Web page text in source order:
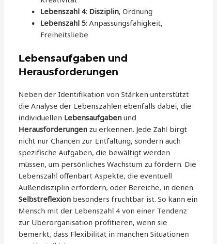
Lebenszahl 4: Disziplin, Ordnung
Lebenszahl 5: Anpassungsfähigkeit,
Freiheitsliebe
Lebensaufgaben und
Herausforderungen
Neben der Identifikation von Stärken unterstützt
die Analyse der Lebenszahlen ebenfalls dabei, die
individuellen Lebensaufgaben und
Herausforderungen zu erkennen. Jede Zahl birgt
nicht nur Chancen zur Entfaltung, sondern auch
spezifische Aufgaben, die bewältigt werden
müssen, um persönliches Wachstum zu fördern. Die
Lebenszahl offenbart Aspekte, die eventuell
Außendisziplin erfordern, oder Bereiche, in denen
Selbstreflexion besonders fruchtbar ist. So kann ein
Mensch mit der Lebenszahl 4 von einer Tendenz
zur Überorganisation profitieren, wenn sie
bemerkt, dass Flexibilität in manchen Situationen